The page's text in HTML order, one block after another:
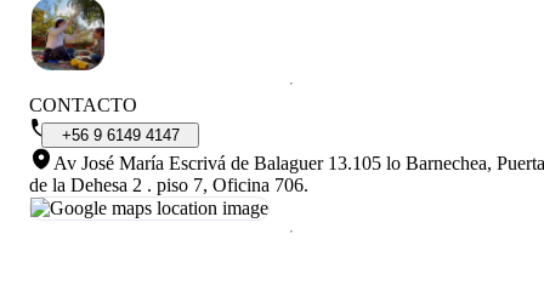
CONTACTO
+56 9 6149 4147
Av José María Escrivá de Balaguer 13.105 lo Barnechea,
de la Dehesa 2 . piso 7, Oficina 706.